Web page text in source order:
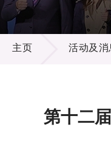
活动及消息
主页 活动及消
第十二